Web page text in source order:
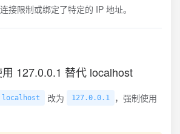
接限制或绑定了特定的 IP 地址。
127.0.0.1 替代 localhost
localhost 改为 127.0.0.1
，强制使用